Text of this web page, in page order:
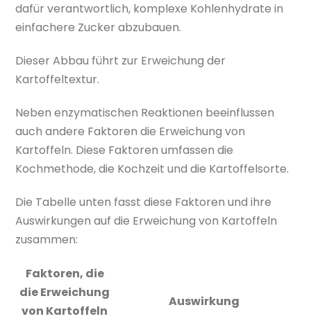
dafür verantwortlich, komplexe Kohlenhydrate in
einfachere Zucker abzubauen.
Dieser Abbau führt zur Erweichung der
Kartoffeltextur.
Neben enzymatischen Reaktionen beeinflussen
auch andere Faktoren die Erweichung von
Kartoffeln. Diese Faktoren umfassen die
Kochmethode, die Kochzeit und die Kartoffelsorte.
Die Tabelle unten fasst diese Faktoren und ihre
Auswirkungen auf die Erweichung von Kartoffeln
zusammen:
Faktoren, die
die Erweichung
von Kartoffeln
Auswirkung